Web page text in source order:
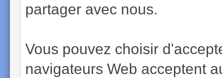
partager avec nous.
Vous pouvez choisir
navigateurs Web acceptent